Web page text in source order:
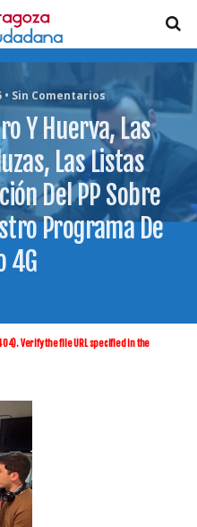
• Sin Comentarios
Y Huerva, Las
Las Listas
Del PP Sobre
Programa De
4G
Verify the file URL specified in the